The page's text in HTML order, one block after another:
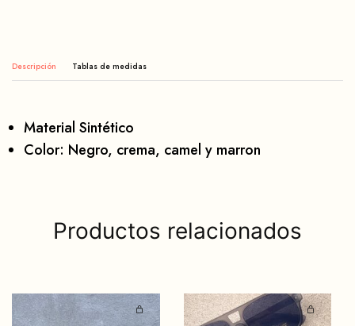
Descripción
Material Sintético
Color: Negro, crema, camel y marron
Productos relacionados